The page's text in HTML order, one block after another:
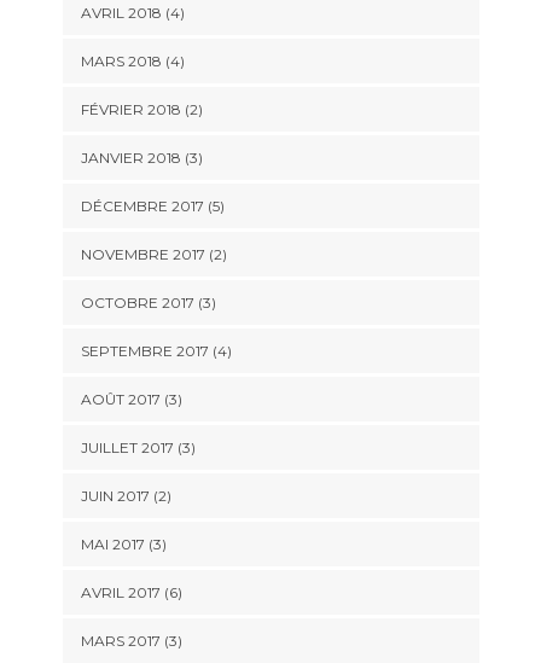
AVRIL 2018 (4)
MARS 2018 (4)
FÉVRIER 2018 (2)
JANVIER 2018 (3)
DÉCEMBRE 2017 (5)
NOVEMBRE 2017 (2)
OCTOBRE 2017 (3)
SEPTEMBRE 2017 (4)
AOÛT 2017 (3)
JUILLET 2017 (3)
JUIN 2017 (2)
MAI 2017 (3)
AVRIL 2017 (6)
MARS 2017 (3)